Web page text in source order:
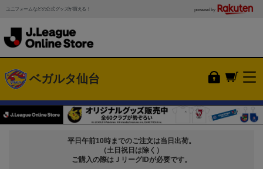
ユニフォームなどの公式グッズが買える！ powered by
ベガルタ仙台
平日午前10時までのご注文は当日出荷。
（土日祝日は除く）
ご購入の際はＪリーグIDが必要です。